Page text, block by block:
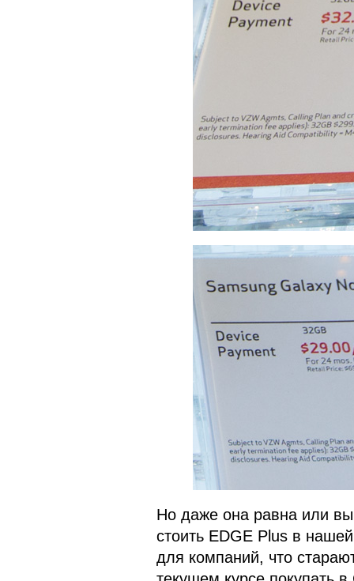
Но даже она равна или
стоить EDGE Plus в
для компаний, что